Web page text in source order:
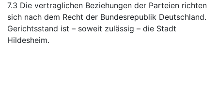
7.3 Die vertraglichen Beziehungen der Parteien richten
sich nach dem Recht der Bundesrepublik Deutschland.
Gerichtsstand ist – soweit zulässig – die Stadt
Hildesheim.